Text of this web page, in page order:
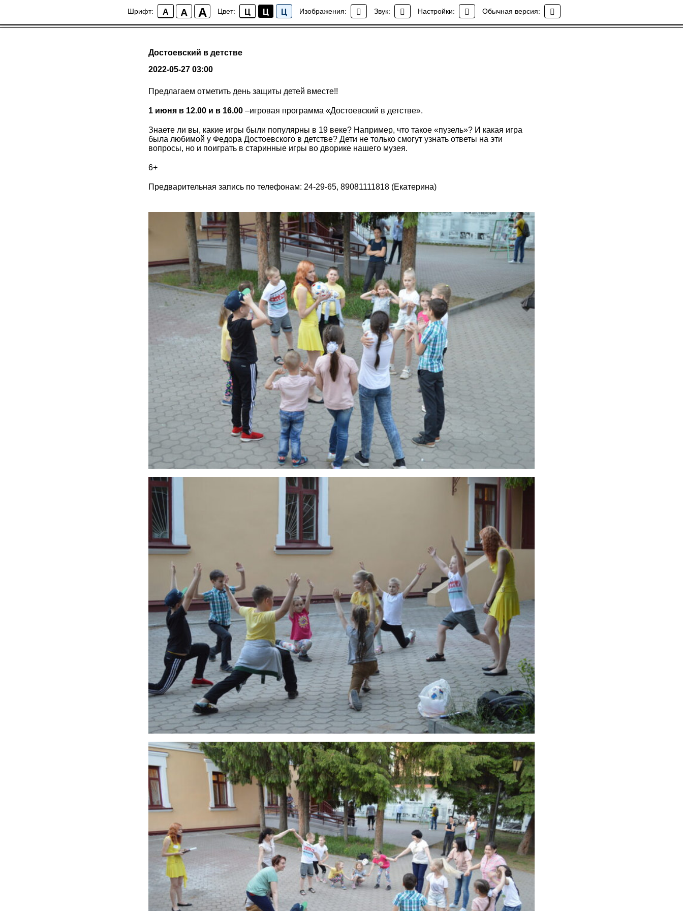
Шрифт: A A A Цвет: Ц Ц Ц Изображения: Звук: Настройки: Обычная версия:
События
Достоевский в детстве
2022-05-27 03:00
Предлагаем отметить день защиты детей вместе!!
1 июня в 12.00 и в 16.00 –игровая программа «Достоевский в детстве».
Знаете ли вы, какие игры были популярны в 19 веке? Например, что такое «пузель»? И какая игра
была любимой у Федора Достоевского в детстве? Дети не только смогут узнать ответы на эти
вопросы, но и поиграть в старинные игры во дворике нашего музея.
6+
Предварительная запись по телефонам: 24-29-65, 89081111818 (Екатерина)